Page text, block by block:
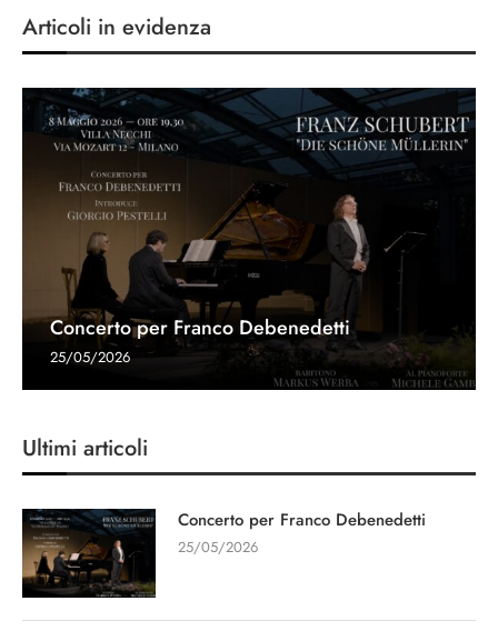
Articoli in evidenza
Concerto per Franco Debenedetti
25/05/2026
Ultimi articoli
Concerto per Franco Debenedetti
25/05/2026